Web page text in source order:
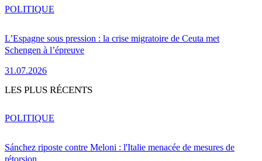
L’Espagne sous pression : la crise migratoire de Ceuta met
Schengen à l’épreuve
31.07.2026
POLITIQUE
LES PLUS RÉCENTS
Sánchez riposte contre Meloni : l'Italie menacée de mesures de
POLITIQUE